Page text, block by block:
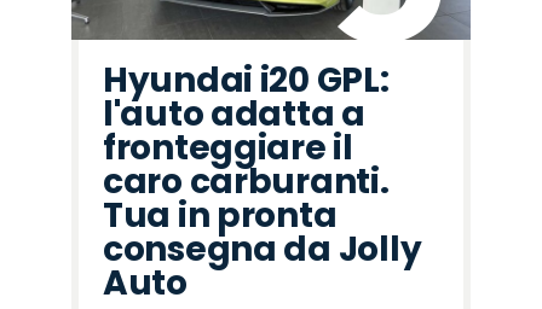
Hyundai i20 GPL:
l'auto adatta a
fronteggiare il
caro carburanti.
Tua in pronta
consegna da Jolly
Auto